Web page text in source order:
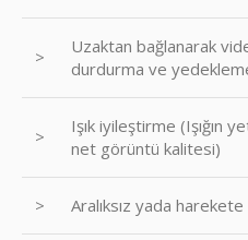
>
Uzaktan bağlanarak
durdurma ve
>
Işık iyileştirme (Işığın
net görüntü kalitesi)
> Aralıksız yada